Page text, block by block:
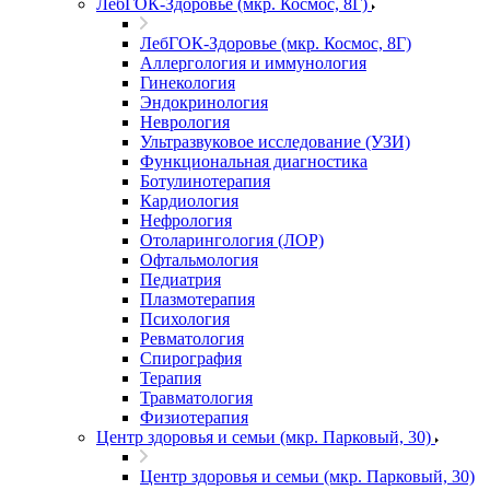
ЛебГОК-Здоровье (мкр. Космос, 8Г)
ЛебГОК-Здоровье (мкр. Космос, 8Г)
Аллергология и иммунология
Гинекология
Эндокринология
Неврология
Ультразвуковое исследование (УЗИ)
Функциональная диагностика
Ботулинотерапия
Кардиология
Нефрология
Отоларингология (ЛОР)
Офтальмология
Педиатрия
Плазмотерапия
Психология
Ревматология
Спирография
Терапия
Травматология
Физиотерапия
Центр здоровья и семьи (мкр. Парковый, 30)
Центр здоровья и семьи (мкр. Парковый, 30)